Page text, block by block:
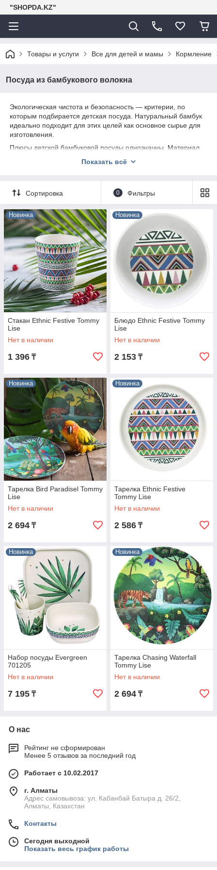
"SHOPDA.KZ"
Товары и услуги Все для детей и мамы Кормление
Посуда из бамбукового волокна
Экологическая чистота и безопасность — критерии, по
которым подбирается детская посуда. Натуральный бамбук
идеально подходит для этих целей как основное сырье для
изготовления.
Плюсы детской бамбуковой посуды однозначны. Материал
может соприкасаться с едой, не выделяет вредных веществ.
Дети с 9-12 месяцев проявляют интерес к самостоятельному
приему пищи, но они еще могут уронить тарелку с кашей или
супом на пол. Детская посуда из бамбука не разобьется,
если скинуть ее с высоты стульчика для кормления.
Показать всё
Сортировка 0 Фильтры
Новинка
Стакан Ethnic Festive Tommy
Lise
Нет в наличии
1 396 ₸
Новинка
Блюдо Ethnic Festive Tommy
Lise
Нет в наличии
2 153 ₸
Новинка
Тарелка Bird Paradisel Tommy
Lise
Нет в наличии
2 694 ₸
Новинка
Тарелка Ethnic Festive
Tommy Lise
Нет в наличии
2 586 ₸
Новинка
Набор посуды Evergreen
701205
Нет в наличии
7 195 ₸
Новинка
Тарелка Chasing Waterfall
Tommy Lise
Нет в наличии
2 694 ₸
О нас
Рейтинг не сформирован
Менее 5 отзывов за последний год
Работает с 10.02.2017
г. Алматы
Адрес самовывоза: ул. Кабанбай Батыра д. 26/2,
Алматы, Казахстан
Контакты
Сегодня выходной
Показать весь график работы